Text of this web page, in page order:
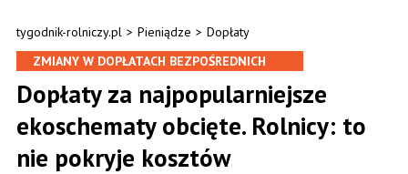
tygodnik-rolniczy.pl > Pieniądze > Dopłaty
ZMIANY W DOPŁATACH BEZPOŚREDNICH
Dopłaty za najpopularniejsze
ekoschematy obcięte. Rolnicy: to
nie pokryje kosztów